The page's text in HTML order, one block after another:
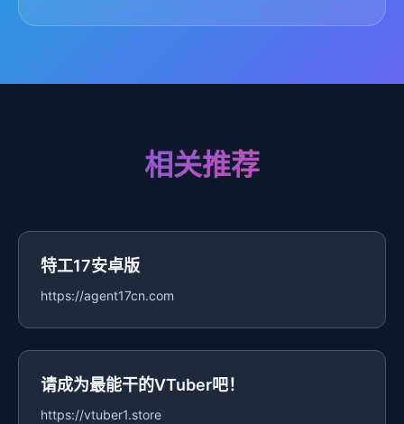
相关推荐
特工17安卓版
https://agent17cn.com
请成为最能干的VTuber吧！
https://vtuber1.store